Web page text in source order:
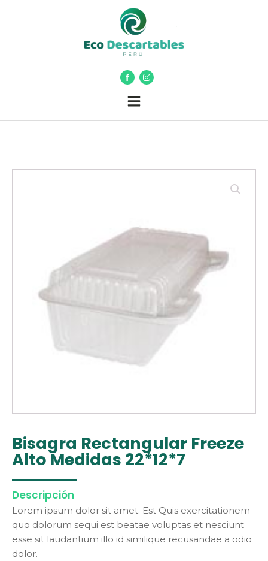
Bisagra Rectangular Freeze
Alto Medidas 22*12*7
Descripción
Lorem ipsum dolor sit amet. Est Quis exercitationem
quo dolorum sequi est beatae voluptas et nesciunt
esse sit laudantium illo id similique recusandae a odio
dolor.